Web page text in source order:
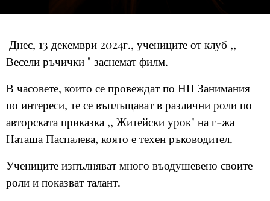
Днес, 13 декември 2024г., учениците от клуб ,,
Весели ръчички " заснемат филм.
В часовете, които се провеждат по НП Занимания
по интереси, те се въплъщават в различни роли по
авторската приказка ,, Житейски урок" на г-жа
Наташа Паспалева, която е техен ръководител.
Учениците изпълняват много въодушевено своите
роли и показват талант.